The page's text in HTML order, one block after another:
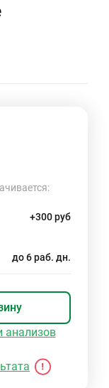
+300 руб
до 6 раб. дн.
анализов